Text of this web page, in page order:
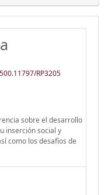
RP3205
sobre el desarrollo
inserción social y
como los desafíos de